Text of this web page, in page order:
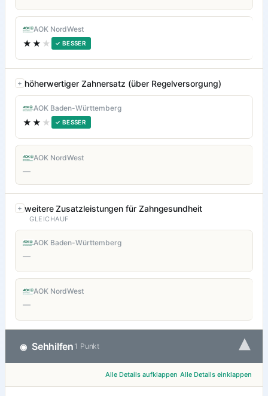
AOK NordWest
★★ ★ ✓ BESSER
höherwertiger Zahnersatz (über Regelversorgung)
AOK Baden-Württemberg
★★ ★ ✓ BESSER
AOK NordWest
—
weitere Zusatzleistungen für Zahngesundheit
GLEICHAUF
AOK Baden-Württemberg
—
AOK NordWest
—
◉ Sehhilfen 1 Punkt ▾
Alle Details aufklappen Alle Details einklappen